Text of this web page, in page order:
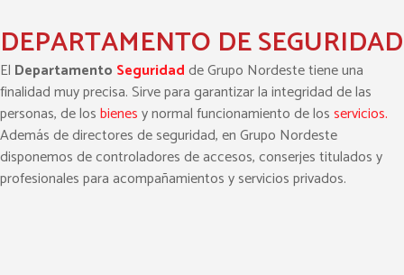
DEPARTAMENTO DE SEGURIDAD
El Departamento Seguridadde Grupo Nordeste tiene una
finalidad muy precisa. Sirve para garantizar la integridad de las
personas, de losbienesy normal funcionamiento de losservicios.
Además de directores de seguridad, en Grupo Nordeste
disponemos de controladores de accesos, conserjes titulados y
profesionales para acompañamientos y servicios privados.